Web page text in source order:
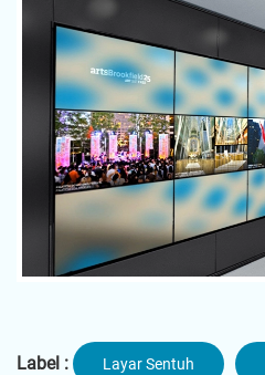
Label : Layar Sentuh